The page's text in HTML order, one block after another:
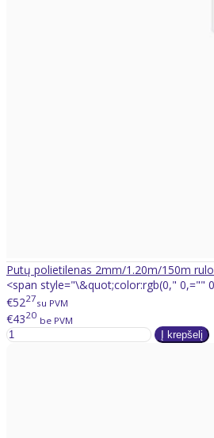
Putų polietilenas 2mm/1.20m/150m
<span style="\&quot;color:rgb(0," 0,=""
€5227su PVM
€4320 be PVM